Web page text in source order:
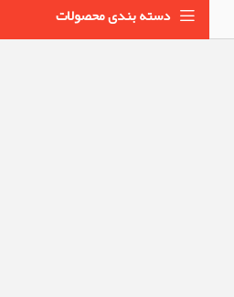
دسته بندی محصولات